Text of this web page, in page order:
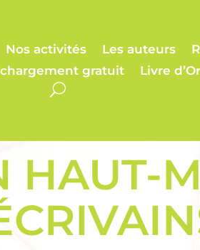
Nos activités Les auteurs
gratuit
Livre d’Or
HAUT-